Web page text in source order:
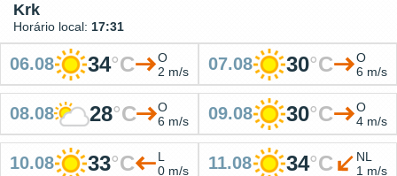
Krk
Horário local: 17:31
06.08 34°C
O
2 m/s
07.08 30°C
O
6 m/s
08.08 28°C
O
6 m/s
09.08 30°C
O
4 m/s
10.08 33°C
L
0 m/s
11.08 34°C
NL
1 m/s